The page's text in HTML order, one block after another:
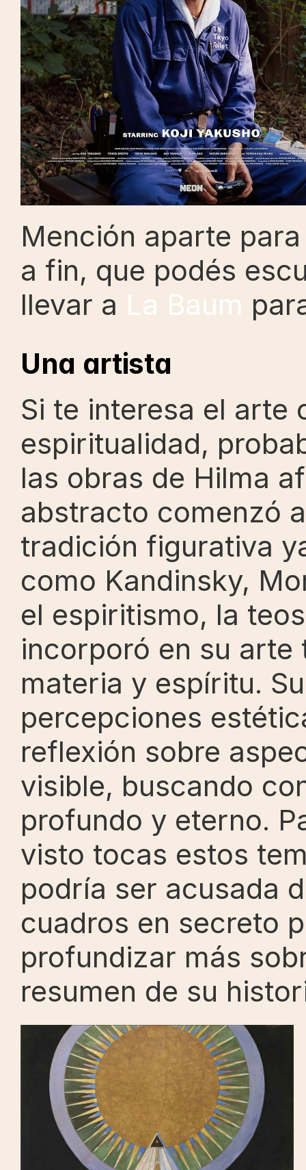
Mención aparte
a fin, que podés
llevar a La Baum
Una artista
Si te interesa el arte
espiritualidad,
las obras de Hilma
abstracto comenzó
tradición figurativa
como Kandinsky,
el espiritismo, la
incorporó en su arte
materia y espíritu.
percepciones
reflexión sobre
visible, buscando
profundo y eterno.
visto tocas estos
podría ser acusada
cuadros en secreto
profundizar más
resumen de su